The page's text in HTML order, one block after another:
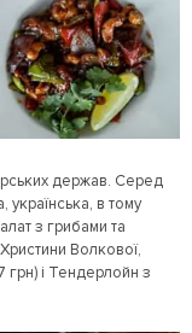
держав. Серед
українська, в тому
з грибами та
Волкової,
грн) і Тендерлойн з